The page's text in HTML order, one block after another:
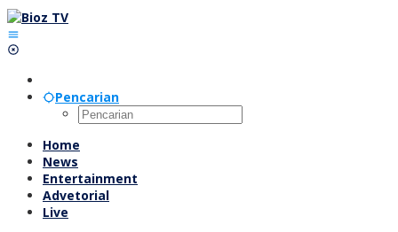
Lewati
ke
konten
Pencarian
Home
News
Entertainment
Advetorial
Live